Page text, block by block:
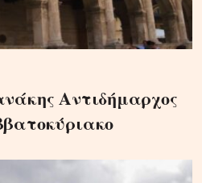
Αντιδήμαρχος